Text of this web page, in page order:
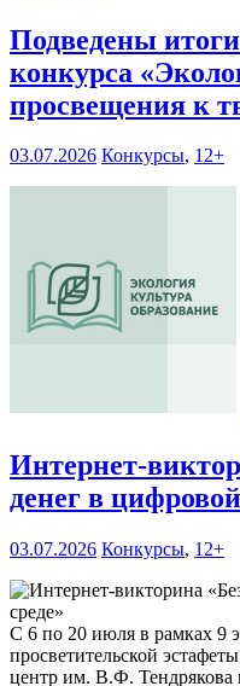
Подведены
конкурса
просвещения к
03.07.2026 Конкурсы, 12+
Интернет-
денег в
03.07.2026 Конкурсы, 12+
С 6 по 20 июля в рамках 9
просветительской
центр им. В.Ф. Тендрякова